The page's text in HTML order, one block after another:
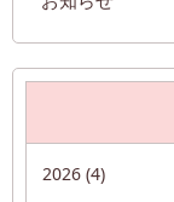
2026 (4)